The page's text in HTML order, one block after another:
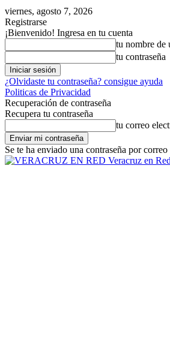
viernes, agosto 7, 2026
Registrarse
¡Bienvenido! Ingresa en tu cuenta
tu nombre de
tu contraseña
¿Olvidaste tu contraseña? consigue ayuda
Politicas de Privacidad
Recuperación de contraseña
Recupera tu contraseña
tu correo
Se te ha enviado una contraseña por
Veracruz en Red